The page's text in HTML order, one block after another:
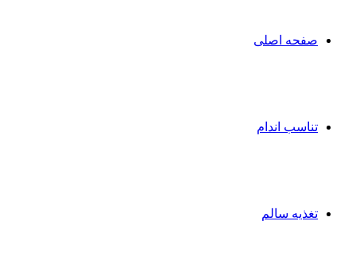
صفحه اصلی
تناسب اندام
تغذیه سالم